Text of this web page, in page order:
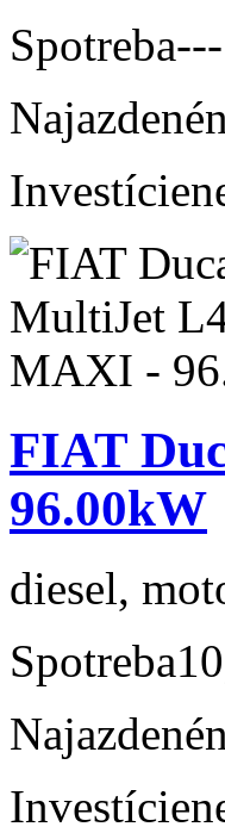
Spotreba---
Najazdené
Investície
FIAT
96.00kW
diesel,
Spotreba
Najazdené
Investície